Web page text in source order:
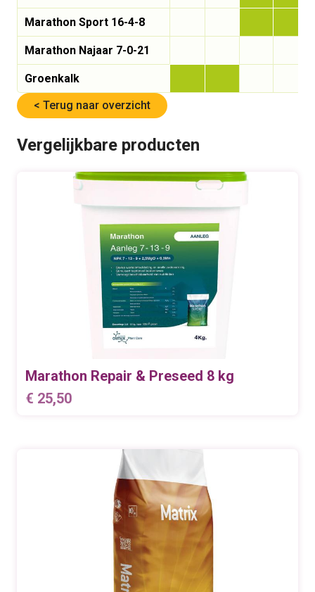
Marathon Sport 16-4-8
Marathon Najaar 7-0-21
Groenkalk
< Terug naar overzicht
Vergelijkbare producten
Marathon Repair & Preseed 8 kg
€ 25,50